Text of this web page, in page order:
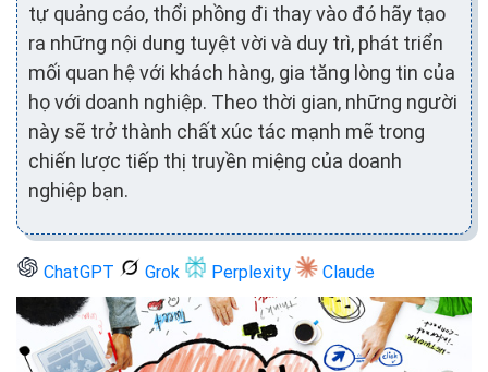
tự quảng cáo, thổi phồng đi thay vào đó hãy tạo
ra những nội dung tuyệt vời và duy trì, phát triển
mối quan hệ với khách hàng, gia tăng lòng tin của
họ với doanh nghiệp. Theo thời gian, những người
này sẽ trở thành chất xúc tác mạnh mẽ trong
chiến lược tiếp thị truyền miệng của doanh
nghiệp bạn.
ChatGPT Grok Perplexity Claude